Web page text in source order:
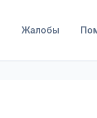
Жалобы